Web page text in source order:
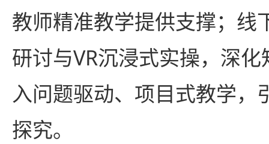
教师精准教学提供支撑；线
研讨与VR沉浸式实操，深
入问题驱动、项目式教学，
探究。